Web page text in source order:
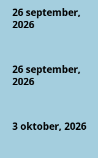
26 september,
2026
26 september,
2026
3 oktober, 2026